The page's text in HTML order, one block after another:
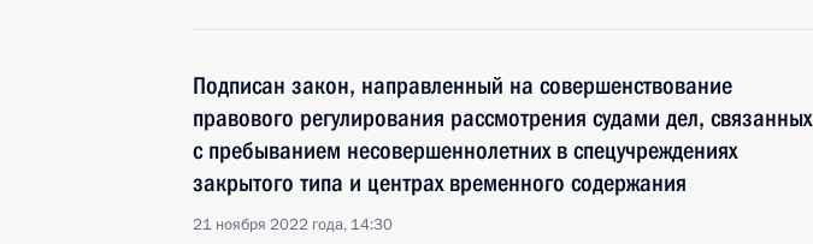
Подписан закон, направленный на совершенствование
правового регулирования рассмотрения судами дел, связанных
с пребыванием несовершеннолетних в спецучреждениях
закрытого типа и центрах временного содержания
21 ноября 2022 года, 14:30